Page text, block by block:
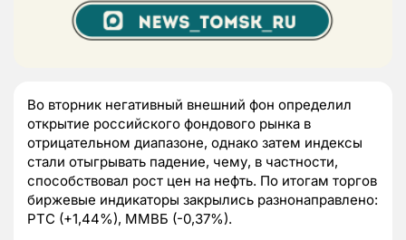
Во вторник негативный внешний фон определил
открытие российского фондового рынка в
отрицательном диапазоне, однако затем индексы
стали отыгрывать падение, чему, в частности,
способствовал рост цен на нефть. По итогам торгов
биржевые индикаторы закрылись разнонаправлено:
РТС (+1,44%), ММВБ (-0,37%).